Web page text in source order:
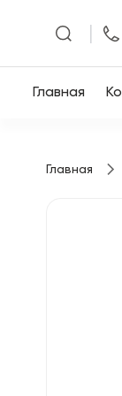
Главная
Главная
Главная